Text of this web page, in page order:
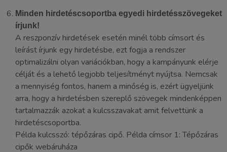
Minden hirdetéscsoportba egyedi hirdetésszövegeket
írjunk!
A reszponzív hirdetések esetén minél több címsort és
leírást írjunk egy hirdetésbe, ezt fogja a rendszer
optimalizálni olyan variációkban, hogy a kampányunk elérje
célját és a lehető legjobb teljesítményt nyújtsa. Nemcsak
a mennyiség fontos, hanem a minőség is, ezért ügyeljünk
arra, hogy a hirdetésben szereplő szövegek mindenképpen
tartalmazzák azokat a kulcsszavakat amit felvettünk a
hirdetéscsoportba.
Példa kulcsszó: tépőzáras cipő. Példa címsor 1: Tépőzáras
cipők webáruháza